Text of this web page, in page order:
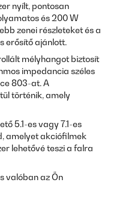
nyílt, pontosan
és 200 W
zenei részleteket és a
erősítő ajánlott.
mélyhangot biztosít
impedancia széles
803-at. A
történik, amely
5.1-es vagy 7.1-es
amelyet akciófilmek
lehetővé teszi a falra
valóban az Ön